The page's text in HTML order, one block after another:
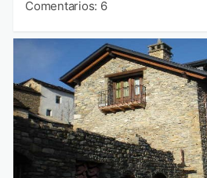
Comentarios: 6